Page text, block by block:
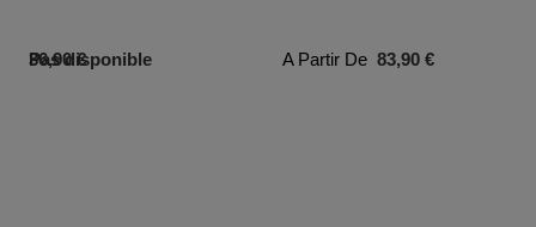
Pas disponible
Prix du produit
36,90 € A Partir De Prix du produit
83,90 €